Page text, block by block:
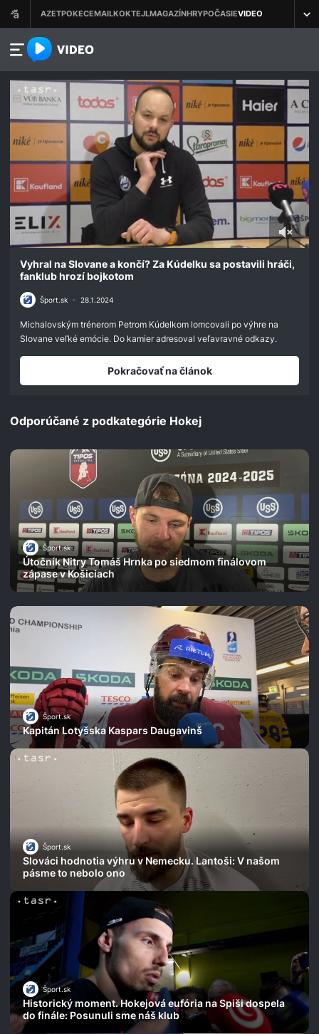
azet.video.sk
seconds
minute,
seconds
Vyhral na Slovane a končí? Za Kúdelku sa postavili hráči,
fanklub hrozí bojkotom
Šport.sk • 28.1.2024
Michalovským trénerom Petrom Kúdelkom lomcovali po výhre na
Slovane veľké emócie. Do kamier adresoval veľavravné odkazy.
Pokračovať na článok
Odporúčané z podkategórie Hokej
Šport.sk
Útočník Nitry Tomáš Hrnka po siedmom finálovom
zápase v Košiciach
Šport.sk
Kapitán Lotyšska Kaspars Daugavinš
Šport.sk
Slováci hodnotia výhru v Nemecku. Lantoši: V našom
pásme to nebolo ono
Šport.sk
Historický moment. Hokejová eufória na Spiši dospela
do finále: Posunuli sme náš klub